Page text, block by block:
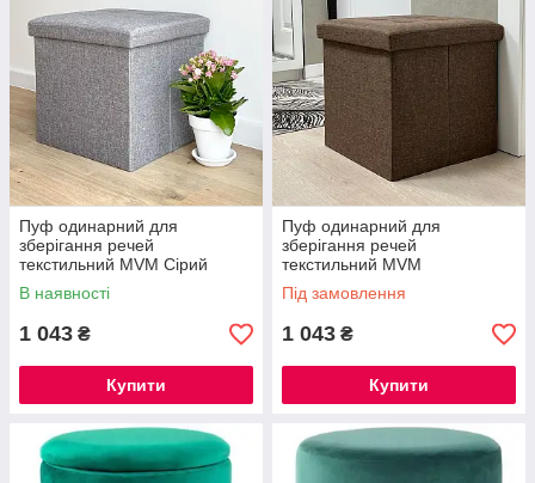
Пуф одинарний для
зберігання речей
текстильний MVM Сірий
В наявності
1 043 ₴
Купити
Пуф одинарний для
зберігання речей
текстильний MVM
Коричневий
Під замовлення
1 043 ₴
Купити